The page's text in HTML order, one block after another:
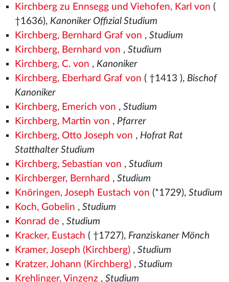
Kirchberg zu Ennsegg und Viehofen, Karl von (
†1636), Kanoniker Offizial Studium
Kirchberg, Bernhard Graf von , Studium
Kirchberg, Bernhard von , Studium
Kirchberg, C. von , Kanoniker
Kirchberg, Eberhard Graf von ( †1413 ), Bischof
Kanoniker
Kirchberg, Emerich von , Studium
Kirchberg, Martin von , Pfarrer
Kirchberg, Otto Joseph von , Hofrat Rat
Statthalter Studium
Kirchberg, Sebastian von , Studium
Kirchberger, Bernhard , Studium
Knöringen, Joseph Eustach von (*1729), Studium
Koch, Gobelin , Studium
Konrad de, Studium
Kracker, Eustach ( †1727), Franziskaner Mönch
Kramer, Joseph (Kirchberg), Studium
Kratzer, Johann (Kirchberg), Studium
Krehlinger, Vinzenz , Studium